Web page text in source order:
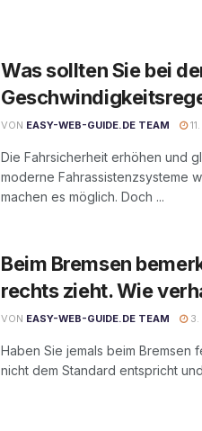
Was sollten Sie bei
VON EASY-WEB-GUIDE.DE TEAM
Die Fahrsicherheit erhöhen und
moderne Fahrassistenzsysteme
machen es möglich. Doch ...
Beim Bremsen
rechts zieht. Wie
VON EASY-WEB-GUIDE.DE TEAM 3.
Haben Sie jemals beim Bremsen
nicht dem Standard entspricht